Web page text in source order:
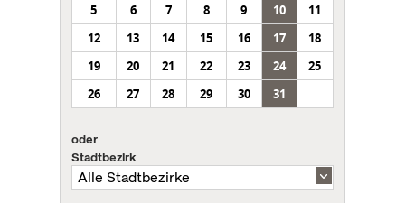
5
6 7 8 9 10
11
12
13 14 15 16 17
18
19
20 21 22 23 24
25
26
27 28 29 30 31
oder
Stadtbezirk